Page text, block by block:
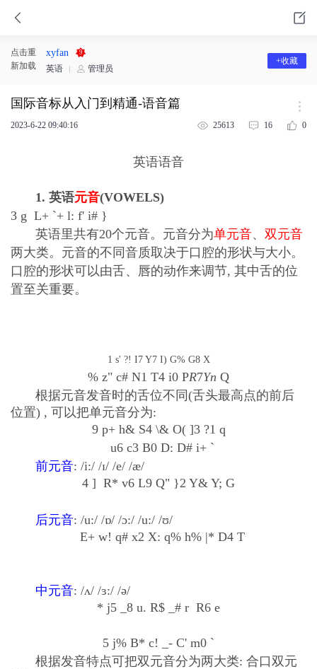
点击重
新加载
xyfan 9
英语 管理员
+收藏
国际音标从入门到精通-语音篇
2023-6-22 09:40:16 25613 16 0
英语语音
1. 英语元音(VOWELS)
3 g L+ `+ l: f' i# }
英语里共有20个元音。元音分为单元音、 双元音
两大类。元音的不同音质取决于口腔的形状与大小。
口腔的形状可以由舌、唇的动作来调节, 其中舌的位
置至关重要。
1 s' ?! I7 Y7 I) G% G8 X
% z" c# N1 T4 i0 PR7Yn Q
根据元音发音时的舌位不同(舌头最高点的前后
位置) , 可以把单元音分为:
9 p+ h& S4 \& O( ]3 ?1 q
u6 c3 B0 D: D# i+ `
前元音: /i:/ /ɪ/ /e/ /æ/
4 ] R* v6 L9 Q" }2 Y& Y; G
后元音: /u:/ /ɒ/ /ɔ:/ /u:/ /ʊ/
E+ w! q# x2 X: q% h% |* D4 T
中元音: /ʌ/ /ɜ:/ /ə/
* j5 _8 u. R$ _# r R6 e
5 j% B* c! _- C' m0 `
根据发音特点可把双元音分为两大类: 合口双元